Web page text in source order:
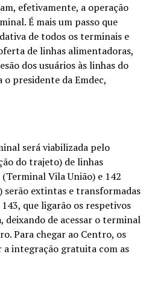
efetivamente, a operação
É mais um passo que
de todos os terminais e
de linhas alimentadoras,
dos usuários às linhas do
o presidente da Emdec,
será viabilizada pelo
do trajeto) de linhas
Vila União) e 142
serão extintas e transformadas
que ligarão os respetivos
deixando de acessar o terminal
Para chegar ao Centro, os
a integração gratuita com as